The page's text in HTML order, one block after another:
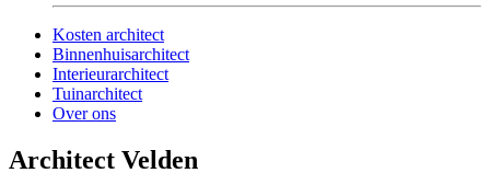
Kosten architect
Binnenhuisarchitect
Interieurarchitect
Tuinarchitect
Over ons
Architect Velden